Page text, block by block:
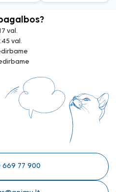
val.
val.
669 77 900